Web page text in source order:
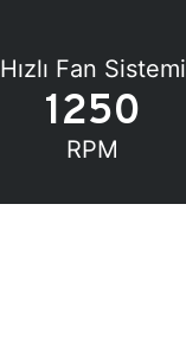
Hızlı Fan Sistemi
1250
RPM